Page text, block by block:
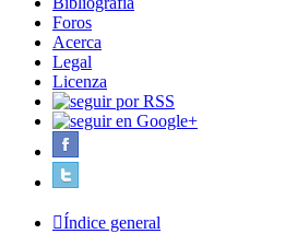
Foros
Acerca
Legal
Licenza
Índice general